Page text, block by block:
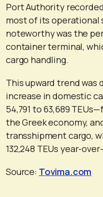
Port Authority
most of its operational
noteworthy was the
container terminal,
cargo handling.
This upward trend was
increase in domestic
54,791 to 63,689
the Greek economy,
transshipment cargo,
132,248 TEUs year-
Source: Tovima.com